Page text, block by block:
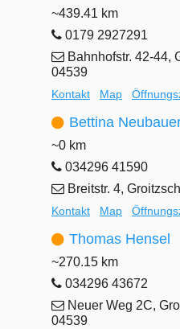
~439.41 km
0179 2927291
Bahnhofstr. 42-44,
04539
Kontakt Map
Bettina
~0 km
034296 41590
Breitstr. 4,
Kontakt Map
Thomas Hensel
~270.15 km
034296 43672
Neuer Weg 2C,
04539